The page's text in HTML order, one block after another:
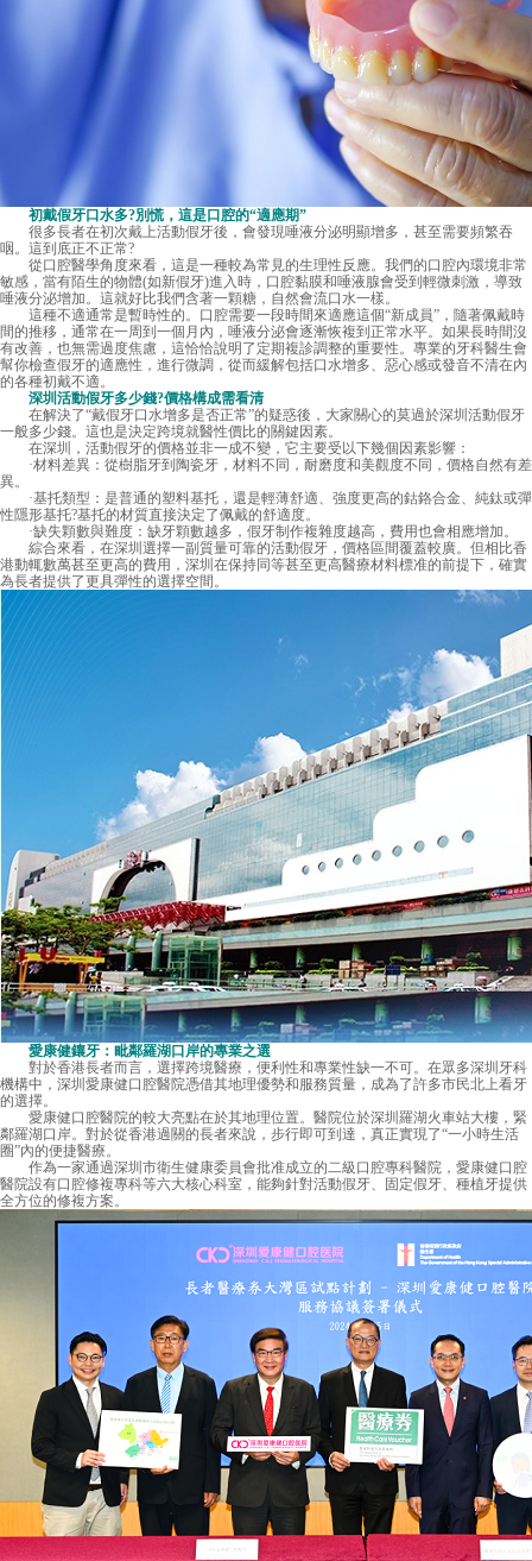
初戴假牙口水多?別慌，這是口腔的“適應期”
很多長者在初次戴上活動假牙後，會發現唾液分泌明顯增多，甚至需要頻繁吞
咽。這到底正不正常?
從口腔醫學角度來看，這是一種較為常見的生理性反應。我們的口腔內環境非常
敏感，當有陌生的物體(如新假牙)進入時，口腔黏膜和唾液腺會受到輕微刺激，導致
唾液分泌增加。這就好比我們含著一顆糖，自然會流口水一樣。
這種不適通常是暫時性的。口腔需要一段時間來適應這個“新成員”，隨著佩戴時
間的推移，通常在一周到一個月內，唾液分泌會逐漸恢複到正常水平。如果長時間沒
有改善，也無需過度焦慮，這恰恰說明了定期複診調整的重要性。專業的牙科醫生會
幫你檢查假牙的適應性，進行微調，從而緩解包括口水增多、惡心感或發音不清在內
的各種初戴不適。
深圳活動假牙多少錢?價格構成需看清
在解決了“戴假牙口水增多是否正常”的疑惑後，大家關心的莫過於深圳活動假牙
一般多少錢。這也是決定跨境就醫性價比的關鍵因素。
在深圳，活動假牙的價格並非一成不變，它主要受以下幾個因素影響：
·材料差異：從樹脂牙到陶瓷牙，材料不同，耐磨度和美觀度不同，價格自然有差
異。
·基托類型：是普通的塑料基托，還是輕薄舒適、強度更高的鈷鉻合金、純鈦或彈
性隱形基托?基托的材質直接決定了佩戴的舒適度。
·缺失顆數與難度：缺牙顆數越多，假牙制作複雜度越高，費用也會相應增加。
綜合來看，在深圳選擇一副質量可靠的活動假牙，價格區間覆蓋較廣。但相比香
港動輒數萬甚至更高的費用，深圳在保持同等甚至更高醫療材料標准的前提下，確實
為長者提供了更具彈性的選擇空間。
愛康健鑲牙：毗鄰羅湖口岸的專業之選
對於香港長者而言，選擇跨境醫療，便利性和專業性缺一不可。在眾多深圳牙科
機構中，深圳愛康健口腔醫院憑借其地理優勢和服務質量，成為了許多市民北上看牙
的選擇。
愛康健口腔醫院的較大亮點在於其地理位置。醫院位於深圳羅湖火車站大樓，緊
鄰羅湖口岸。對於從香港過關的長者來說，步行即可到達，真正實現了“一小時生活
圈”內的便捷醫療。
作為一家通過深圳市衛生健康委員會批准成立的二級口腔專科醫院，愛康健口腔
醫院設有口腔修複專科等六大核心科室，能夠針對活動假牙、固定假牙、種植牙提供
全方位的修複方案。